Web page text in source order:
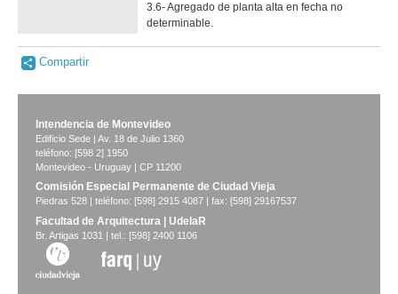
3.6- Agregado de planta alta en fecha no
determinable.
Compartir
Intendencia de Montevideo
Edificio Sede | Av. 18 de Julio 1360
teléfono: [598 2] 1950
Montevideo - Uruguay | CP 11200
Comisión Especial Permanente de Ciudad Vieja
Piedras 528 | teléfono: [598] 2915 4087 | fax: [598] 29167537
Facultad de Arquitectura | UdelaR
Br. Artigas 1031 | tel.: [598] 2400 1106